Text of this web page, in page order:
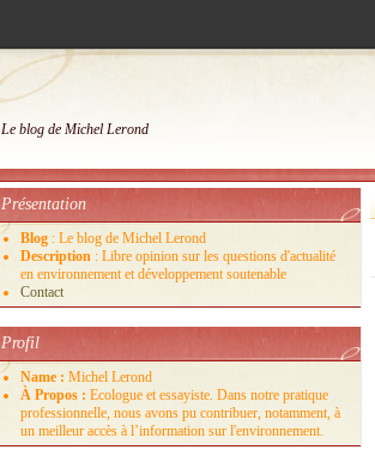
Le blog de Michel Lerond
Présentation
Blog : Le blog de Michel Lerond
Description : Libre opinion sur les questions d'actualité
en environnement et développement soutenable
Contact
Profil
Name : Michel Lerond
À Propos : Ecologue et essayiste. Dans notre pratique
professionnelle, nous avons pu contribuer, notamment, à
un meilleur accès à l’information sur l'environnement.